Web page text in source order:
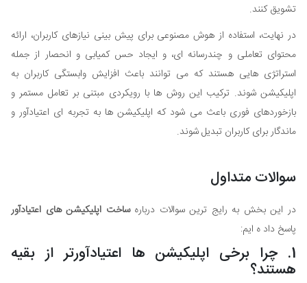
تشویق کنند.
در نهایت، استفاده از هوش مصنوعی برای پیش بینی نیازهای کاربران، ارائه
محتوای تعاملی و چندرسانه ای، و ایجاد حس کمیابی و انحصار از جمله
استراتژی هایی هستند که می توانند باعث افزایش وابستگی کاربران به
اپلیکیشن شوند. ترکیب این روش ها با رویکردی مبتنی بر تعامل مستمر و
بازخوردهای فوری باعث می شود که اپلیکیشن ها به تجربه ای اعتیادآور و
ماندگار برای کاربران تبدیل شوند.
سوالات متداول
در این بخش به رایج ترین سوالات دربارهساخت اپلیکیشن های اعتیادآور
پاسخ داد ه ایم:
1. چرا برخی اپلیکیشن ها اعتیادآورتر از بقیه
هستند؟